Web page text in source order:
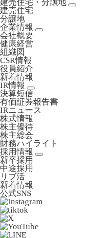
建売住宅・分譲地
建売住宅
分譲地
企業情報
会社概要
健康経営
組織図
CSR情報
役員紹介
新着情報
IR情報
決算短信
有価証券報告書
IRニュース
株式情報
株主優待
株主総会
財務ハイライト
採用情報
新卒採用
中途採用
リブ活
新着情報
公式SNS